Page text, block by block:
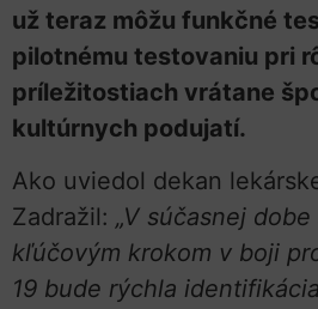
už teraz môžu funkčné
pilotnému testovaniu pri
príležitostiach vrátane
kultúrnych podujatí.
Ako uviedol dekan
Zadražil: „V súčasnej
kľúčovým krokom v boji
19 bude rýchla